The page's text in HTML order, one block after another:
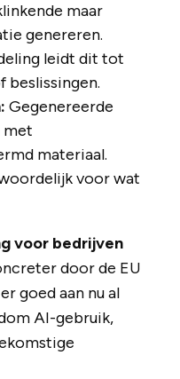
maar
genereren.
leidt dit tot
beslissingen.
Gegenereerde
met
materiaal.
voor wat
voor bedrijven
door de EU
goed aan nu al
AI-gebruik,